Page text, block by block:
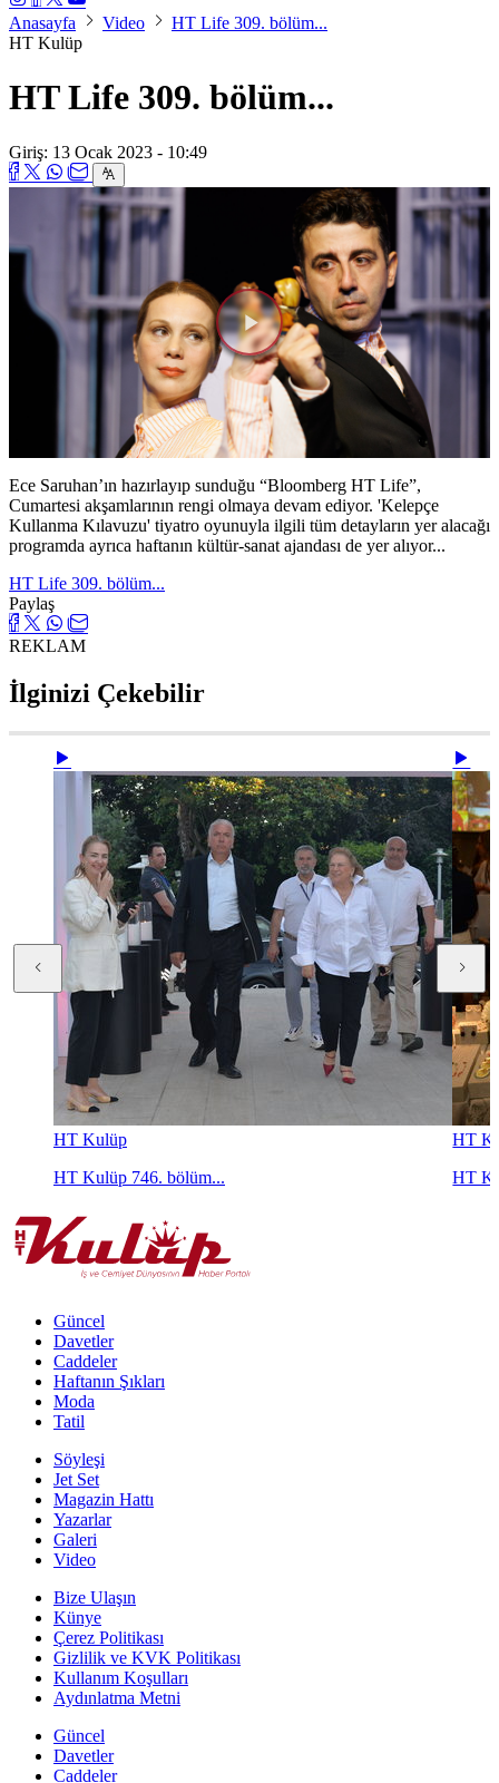
Anasayfa Video
HT Life 309. bölüm...
HT Kulüp
HT Life 309. bölüm...
Giriş: 13 Ocak 2023 - 10:49
Videoyu
Oynat
Ece Saruhan’ın hazırlayıp sunduğu “Bloomberg HT Life”,
Cumartesi akşamlarının rengi olmaya devam ediyor. 'Kelepçe
Kullanma Kılavuzu' tiyatro oyunuyla ilgili tüm detayların yer alacağı
programda ayrıca haftanın kültür-sanat ajandası de yer alıyor...
HT Life 309. bölüm...
Paylaş
REKLAM
İlginizi Çekebilir
HT Kulüp
HT Kulüp 746. bölüm...
HT
HT
Güncel
Davetler
Caddeler
Haftanın Şıkları
Moda
Tatil
Söyleşi
Jet Set
Magazin Hattı
Yazarlar
Galeri
Video
Bize Ulaşın
Künye
Çerez Politikası
Gizlilik ve KVK Politikası
Kullanım Koşulları
Aydınlatma Metni
Güncel
Davetler
Caddeler